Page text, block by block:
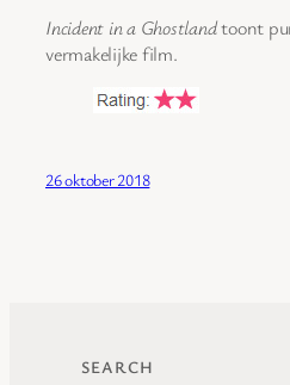
Incident in a Ghostlandtoont
vermakelijke film.
26 oktober 2018
SEARCH